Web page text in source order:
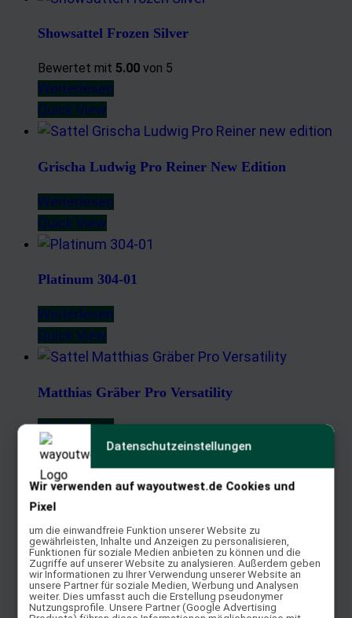
Showsattel Frozen Silver
Bewertet mit 5.00 von 5
Weiterlesen
Quick View
Grischa Ludwig Pro Reiner New Edition
Weiterlesen
Quick View
Platinum 304-01
Weiterlesen
Quick View
Matthias Gräber Pro Versatility
Weiterlesen
Quick View
Oliver Stein Reiner
Weiterlesen
Quick View
Datenschutzeinstellungen
Wir verwenden auf wayoutwest.de Cookies und
Pixel
um die einwandfreie Funktion unserer Website zu
gewährleisten, Inhalte und Anzeigen zu personalisieren,
Funktionen für soziale Medien anbieten zu können und die
Zugriffe auf unserer Website zu analysieren. Außerdem geben
wir Informationen zu Ihrer Verwendung unserer Website an
unsere Partner für soziale Medien, Werbung und Analysen
weiter. Dies umfasst auch die Erstellung pseudonymer
Nutzungsprofile. Unsere Partner (Google Advertising